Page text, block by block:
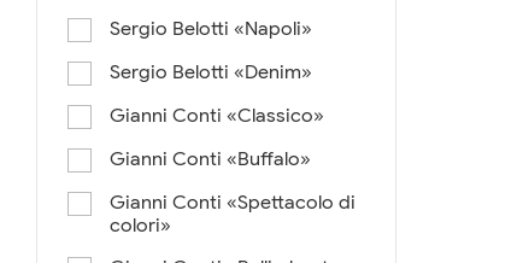
Sergio Belotti «Napoli»
Sergio Belotti «Denim»
Gianni Conti «Classico»
Gianni Conti «Buffalo»
Gianni Conti «Spettacolo di
colori»